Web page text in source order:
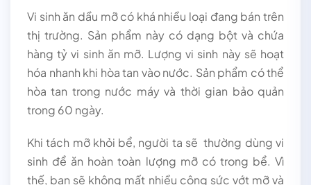
Vi sinh ăn dầu mỡ có khá nhiều loại đang bán trên
thị trường. Sản phẩm này có dạng bột và chứa
hàng tỷ vi sinh ăn mỡ. Lượng vi sinh này sẽ hoạt
hóa nhanh khi hòa tan vào nước. Sản phẩm có thể
hòa tan trong nước máy và thời gian bảo quản
trong 60 ngày.
Khi tách mỡ khỏi bể, người ta sẽ thường dùng vi
sinh để ăn hoàn toàn lượng mỡ có trong bể. Vì
thế, bạn sẽ không mất nhiều công sức vớt mỡ và